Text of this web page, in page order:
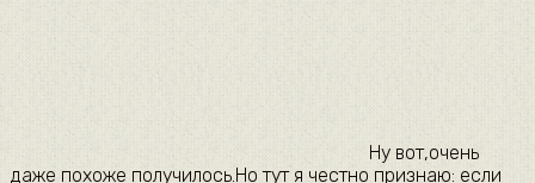
Ну вот,очень
даже похоже получилось.Но тут я честно признаю: если